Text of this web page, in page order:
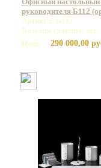
руководителя Б112
Артикул: Б112
Базовая единица: шт
Цена:
290 000,00